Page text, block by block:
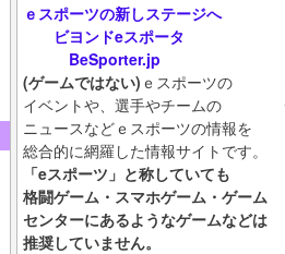
ｅスポーツの新しステージへ
ビヨンドeスポータ
BeSporter.jp
(ゲームではない) ｅスポーツの
イベントや、選手やチームの
ニュースなどｅスポーツの情報を
総合的に網羅した情報サイトです。
「eスポーツ」と称していても
格闘ゲーム・スマホゲーム・ゲーム
センターにあるようなゲームなどは
推奨していません。